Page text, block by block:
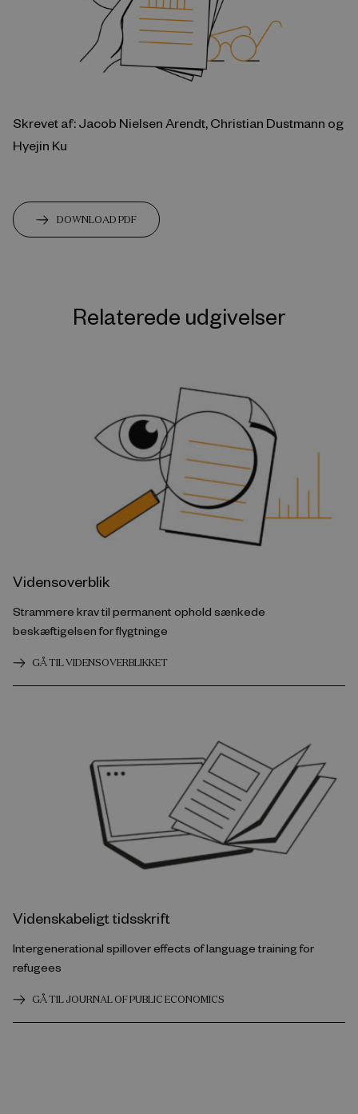
Skrevet af: Jacob Nielsen Arendt, Christian Dustmann og
Hyejin Ku
DOWNLOAD PDF
Relaterede udgivelser
Vidensoverblik
Strammere krav til permanent ophold sænkede
beskæftigelsen for flygtninge
GÅ TIL VIDENSOVERBLIKKET
Videnskabeligt tidsskrift
Intergenerational spillover effects of language training for
refugees
GÅ TIL JOURNAL OF PUBLIC ECONOMICS